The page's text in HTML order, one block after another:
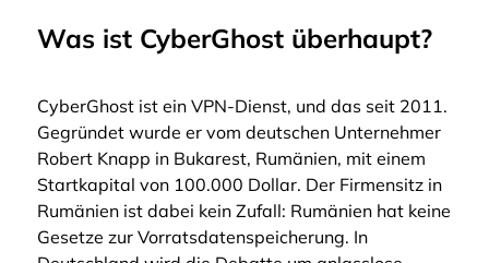
Was ist CyberGhost überhaupt?
CyberGhost ist ein VPN-Dienst, und das seit 2011.
Gegründet wurde er vom deutschen Unternehmer
Robert Knapp in Bukarest, Rumänien, mit einem
Startkapital von 100.000 Dollar. Der Firmensitz in
Rumänien ist dabei kein Zufall: Rumänien hat keine
Gesetze zur Vorratsdatenspeicherung. In